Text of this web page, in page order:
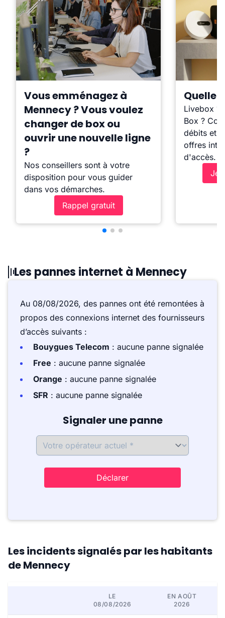
Vous emménagez à
Mennecy ? Vous voulez
changer de box ou
ouvrir une nouvelle ligne
?
Nos conseillers sont à votre
disposition pour vous guider
dans vos démarches.
Rappel gratuit
Quelle
Livebox ?
Box ?
débits et
offres
d'accès.
Je
Les pannes internet à Mennecy
Au 08/08/2026, des pannes ont été remontées à
propos des connexions internet des fournisseurs
d’accès suivants :
Bouygues Telecom : aucune panne signalée
Free : aucune panne signalée
Orange : aucune panne signalée
SFR : aucune panne signalée
Signaler une panne
Déclarer
Les incidents signalés par les habitants
de Mennecy
LE
08/08/2026
EN AOÛT
2026